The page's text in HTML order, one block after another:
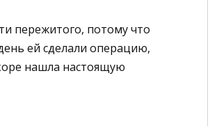
пережитого, потому что
ей сделали операцию,
нашла настоящую